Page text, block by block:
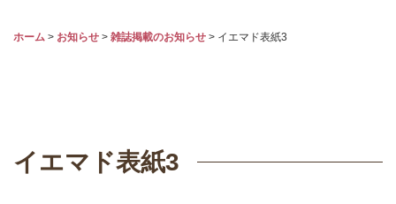
ホーム > お知らせ > 雑誌掲載のお知らせ > イエマド表紙3
イエマド表紙3